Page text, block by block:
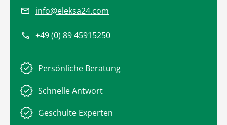
info@eleksa24.com
+49 (0) 89 45915250
Persönliche Beratung
Schnelle Antwort
Geschulte Experten